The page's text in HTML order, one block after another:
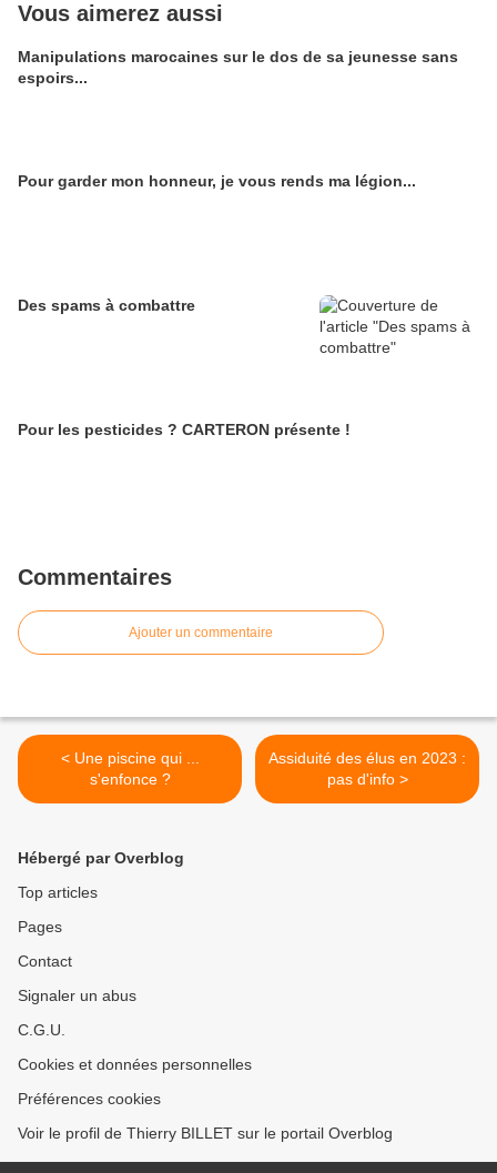
Vous aimerez aussi
Manipulations marocaines sur le dos de sa jeunesse sans
espoirs...
Pour garder mon honneur, je vous rends ma légion...
Des spams à combattre
Pour les pesticides ? CARTERON présente !
Commentaires
Ajouter un commentaire
< Une piscine qui ...
s'enfonce ?
Assiduité des élus en 2023 :
pas d'info >
Hébergé par Overblog
Top articles
Pages
Contact
Signaler un abus
C.G.U.
Cookies et données personnelles
Préférences cookies
Voir le profil de Thierry BILLET sur le portail Overblog